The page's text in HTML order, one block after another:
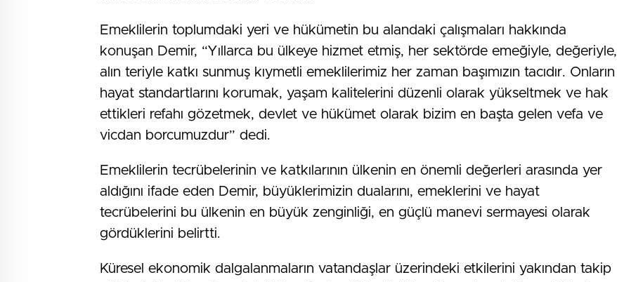
Emeklilerin toplumdaki yeri ve hükümetin bu alandaki çalışmaları hakkında
konuşan Demir, “Yıllarca bu ülkeye hizmet etmiş, her sektörde emeğiyle, değeriyle,
alın teriyle katkı sunmuş kıymetli emeklilerimiz her zaman başımızın tacıdır. Onların
hayat standartlarını korumak, yaşam kalitelerini düzenli olarak yükseltmek ve hak
ettikleri refahı gözetmek, devlet ve hükümet olarak bizim en başta gelen vefa ve
vicdan borcumuzdur” dedi.
Emeklilerin tecrübelerinin ve katkılarının ülkenin en önemli değerleri arasında yer
aldığını ifade eden Demir, büyüklerimizin dualarını, emeklerini ve hayat
tecrübelerini bu ülkenin en büyük zenginliği, en güçlü manevi sermayesi olarak
gördüklerini belirtti.
Küresel ekonomik dalgalanmaların vatandaşlar üzerindeki etkilerini yakından takip